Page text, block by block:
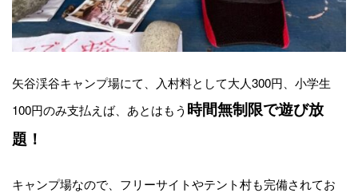
矢谷渓谷キャンプ場にて、入村料として大人300円、小学生
100円のみ支払えば、あとはもう 時間無制限で遊び放
題！
キャンプ場なので、フリーサイトやテント村も完備されてお